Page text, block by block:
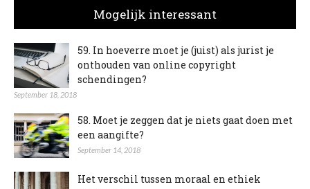
Mogelijk interessant
59. In hoeverre moet je (juist) als jurist je
onthouden van online copyright
schendingen?
September 18, 2018
58. Moet je zeggen dat je niets gaat doen met
een aangifte?
September 14, 2018
Het verschil tussen moraal en ethiek